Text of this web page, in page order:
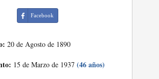
Facebook
20 de Agosto de 1890
15 de Marzo de 1937(46 años)